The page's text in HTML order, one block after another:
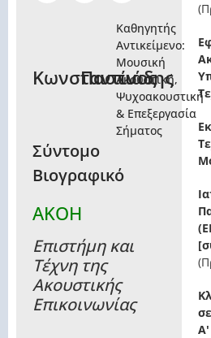
Κωνσταντίνος
Παστιάδης
Καθηγητής
Αντικείμενο:
Μουσική
Ακουστική,
Ψυχοακουστική
& Επεξεργασία
Σήματος
Σύντομο
Βιογραφικό
AKOH
Επιστήμη και
Τέχνη της
Ακουστικής
Επικοινωνίας
Α'